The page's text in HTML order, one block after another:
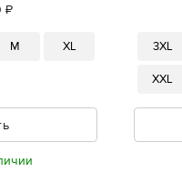
₽
M XL 3XL
XXL